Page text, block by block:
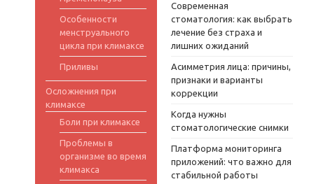
Особенности
менструального
цикла при климаксе
Приливы
Осложнения при
климаксе
Боли при климаксе
Проблемы в
организме во время
климакса
Современная
стоматология: как выбрать
лечение без страха и
лишних ожиданий
Асимметрия лица: причины,
признаки и варианты
коррекции
Когда нужны
стоматологические снимки
Платформа мониторинга
приложений: что важно для
стабильной работы